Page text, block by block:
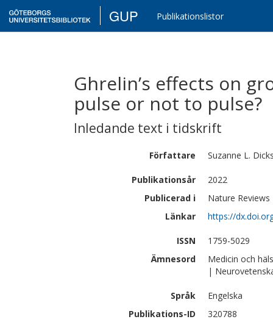
GUP Publikationslistor
Ghrelin’s effects on
pulse or not to pulse?
Inledande text i tidskrift
Författare Suzanne L.
Publikationsår
2022
Publicerad i
Nature
Länkar
https://
ISSN
1759-5029
Ämnesord
Medicin och
|
Språk
Engelska
Publikations-ID
320788